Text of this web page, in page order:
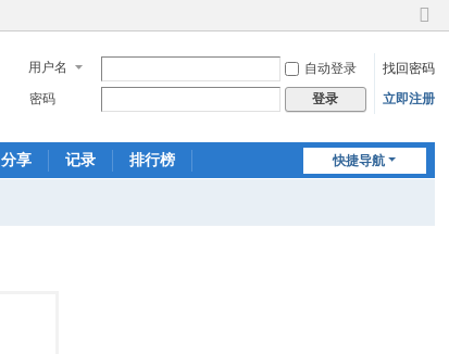
切
到
窄
用户名 自动登录
找回密码
密码
登录 立即注册
快捷导航
分享 记录 排行榜